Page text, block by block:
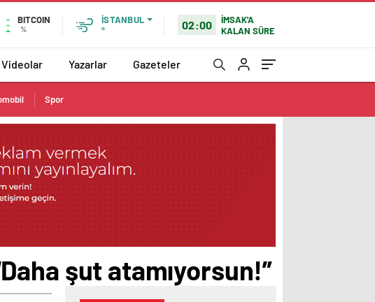
BITCOIN
%
İSTANBUL
°
02:00
İMSAK'A
KALAN SÜRE
Videolar Yazarlar Gazeteler
Spor
şut atamıyorsun!”